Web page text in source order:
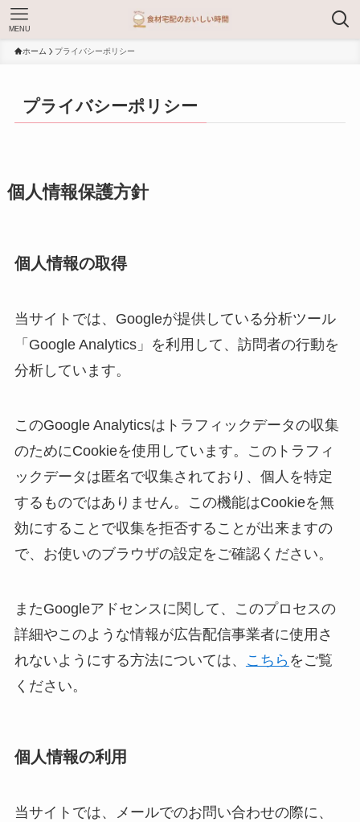
MENU
ホーム プライバシーポリシー
プライバシーポリシー
個人情報保護方針
個人情報の取得
当サイトでは、Googleが提供している分析ツール
「Google Analytics」を利用して、訪問者の行動を
分析しています。
このGoogle Analyticsはトラフィックデータの収集
のためにCookieを使用しています。このトラフィ
ックデータは匿名で収集されており、個人を特定
するものではありません。この機能はCookieを無
効にすることで収集を拒否することが出来ますの
で、お使いのブラウザの設定をご確認ください。
またGoogleアドセンスに関して、このプロセスの
詳細やこのような情報が広告配信事業者に使用さ
れないようにする方法については、
こちら をご覧
ください。
個人情報の利用
当サイトでは、メールでのお問い合わせの際に、